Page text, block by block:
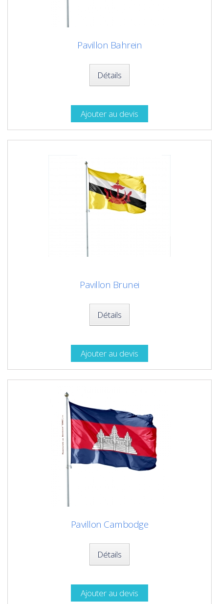
Pavillon Bahrein
Détails
Ajouter au devis
Pavillon Brunei
Détails
Ajouter au devis
Pavillon Cambodge
Détails
Ajouter au devis